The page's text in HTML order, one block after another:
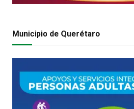
Municipio de Querétaro